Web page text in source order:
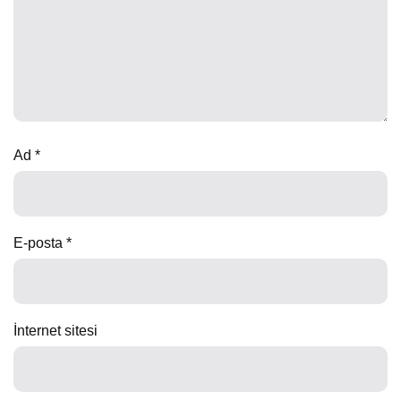
Ad *
E-posta *
İnternet sitesi